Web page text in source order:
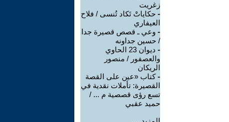
زغريت
- حكاياتْ تَكاد تُنسى / فلاح
العيفاري
- وعي ـ قصص قصيرة جدا
/ حسين جداونه
-
ديوان 23 الحاوي
والعصفور / منصور
الريكان
-كتاب «عين على القصة
القصيرة: تأملات نقدية في
تسع رؤى قصصية م ... /
حميد عقبي